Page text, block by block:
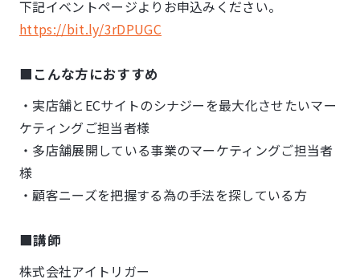
下記イベントページよりお申込みください。
https://bit.ly/3rDPUGC
■こんな方におすすめ
・実店舗とECサイトのシナジーを最大化させたいマー
ケティングご担当者様
・多店舗展開している事業のマーケティングご担当者
様
・顧客ニーズを把握する為の手法を探している方
■講師
株式会社アイトリガー